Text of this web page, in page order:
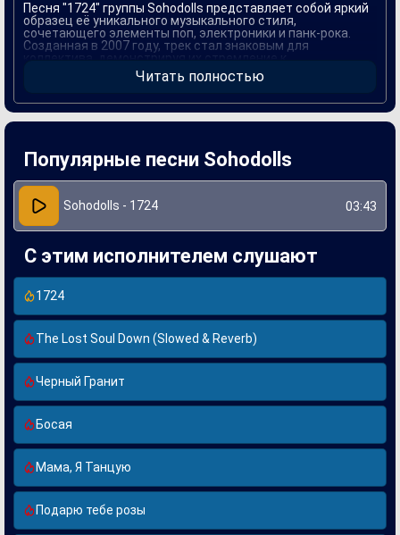
Песня "1724" группы Sohodolls представляет собой яркий
образец её уникального музыкального стиля,
сочетающего элементы поп, электроники и панк-рока.
Созданная в 2007 году, трек стал знаковым для
коллектива, демонстрируя их стремление к
экспериментам с звучанием и текстами. Лирика
композиции отражает личные переживания и сложные
созданию живой атмосферы.
что придаёт песне характерное звучание, отличающее её
от традиционного поп-музыканта. Креативный подход
Sohodolls позволил создать не только запоминающуюся
мелодию, но и глубокий текст, который привлекает
внимание слушателей и заставляет их задуматься о
насущных темах.
Читать полностью
Популярные песни Sohodolls
Sohodolls - 1724 03:43
С этим исполнителем слушают
1724
The Lost Soul Down (Slowed & Reverb)
Черный Гранит
Босая
Мама, Я Танцую
Подарю тебе розы